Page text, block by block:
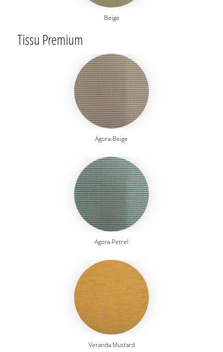
Beige
Tissu Premium
Agora-Beige
Agora-Petrel
Veranda Mustard